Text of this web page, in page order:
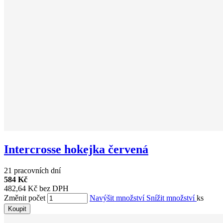
Intercrosse hokejka červená
21 pracovních dní
584 Kč
482,64 Kč bez DPH
Změnit počet
Navýšit množství Snížit množstvíks
Koupit